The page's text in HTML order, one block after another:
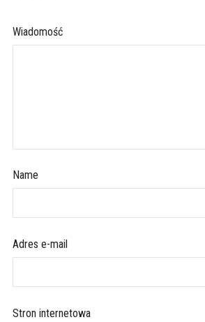
Wiadomość
Name
Adres e-mail
Stron internetowa